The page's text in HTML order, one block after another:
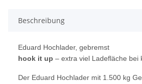
Beschreibung
Eduard Hochlader, gebremst
hook it up – extra viel Ladefläche bei
Der Eduard Hochlader mit 1.500 kg